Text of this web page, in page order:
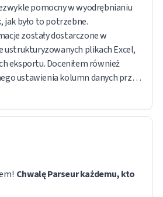
pomocny w wyodrębnianiu
jak było to potrzebne.
zostały dostarczone w
ustrukturyzowanych plikach Excel,
eksportu. Doceniłem również
ustawienia kolumn danych przed
intuicyjne i przyjazne dla
którą uznałem za
jest to, że oryginalny plik
bezpośredni link URL w
co ułatwia dostęp do
w razie potrzeby.
Chwalę Parseur każdemu, kto